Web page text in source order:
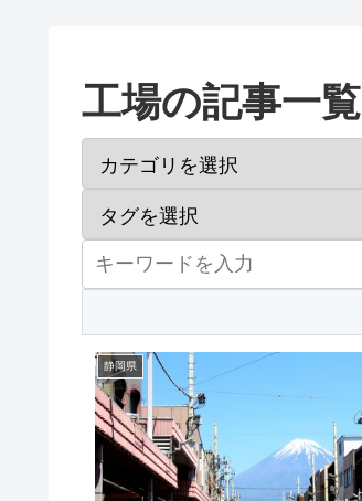
工場の記事一覧
静岡県